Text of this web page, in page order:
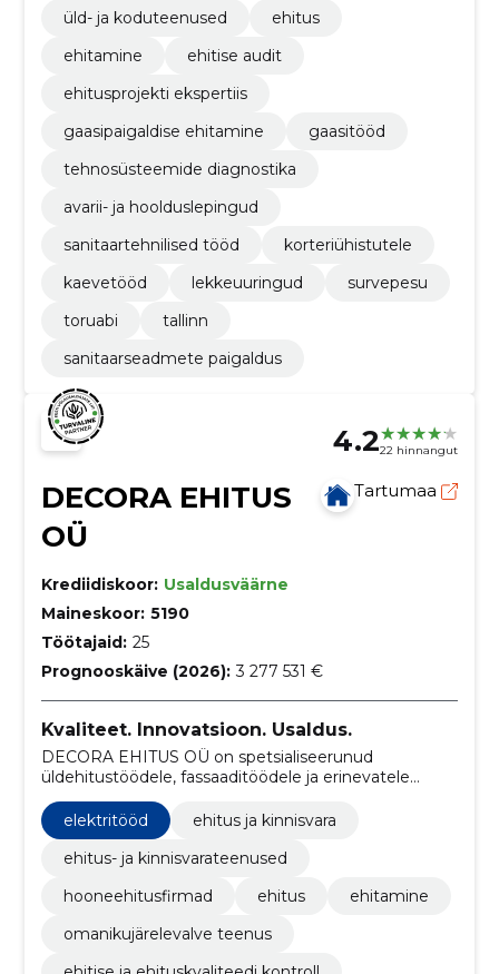
üld- ja koduteenused
ehitus
ehitamine
ehitise audit
ehitusprojekti ekspertiis
gaasipaigaldise ehitamine
gaasitööd
tehnosüsteemide diagnostika
avarii- ja hoolduslepingud
sanitaartehnilised tööd
korteriühistutele
kaevetööd
lekkeuuringud
survepesu
toruabi
tallinn
sanitaarseadmete paigaldus
4.222 hinnangut
DECORA EHITUS
OÜ
Tartumaa
Krediidiskoor: Usaldusväärne
Maineskoor: 5190
Töötajaid: 25
Prognooskäive (2026): 3 277 531 €
Kvaliteet. Innovatsioon. Usaldus.
DECORA EHITUS OÜ on spetsialiseerunud
üldehitustöödele, fassaaditöödele ja erinevatele
ehituslahendustele, pakkudes mitmekülgseid
teenuseid alates vundamendist kuni viimistluseni.
elektritööd
ehitus ja kinnisvara
ehitus- ja kinnisvarateenused
hooneehitusfirmad
ehitus
ehitamine
omanikujärelevalve teenus